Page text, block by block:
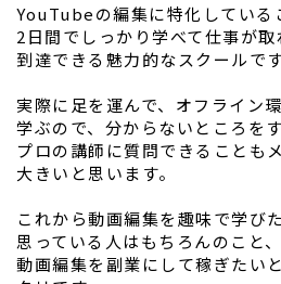
YouTubeの編集に特化している
2日間でしっかり学べて仕事が取
到達できる魅力的なスクールです
実際に足を運んで、オフライン
学ぶので、分からないところを
プロの講師に質問できることも
大きいと思います。
これから動画編集を趣味で学び
思っている人はもちろんのこと、
動画編集を副業にして稼ぎたい